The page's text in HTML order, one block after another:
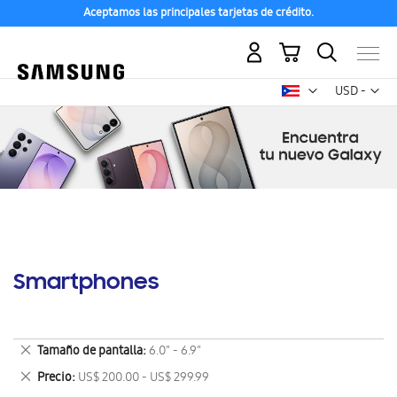
Aceptamos las principales tarjetas de crédito.
USD -
dólar
Mi carrito
Smartphones
Tamaño de pantalla 6.0" - 6.9"
Eliminar
este
artículo
Precio US$ 200.00 - US$ 299.99
Eliminar